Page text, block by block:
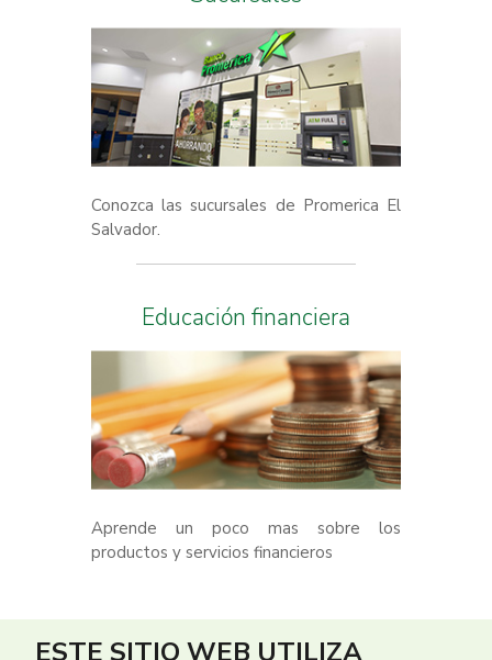
Conozca las sucursales de Promerica El
Salvador.
Educación financiera
Aprende un poco mas sobre los
productos y servicios financieros
ESTE SITIO WEB UTILIZA